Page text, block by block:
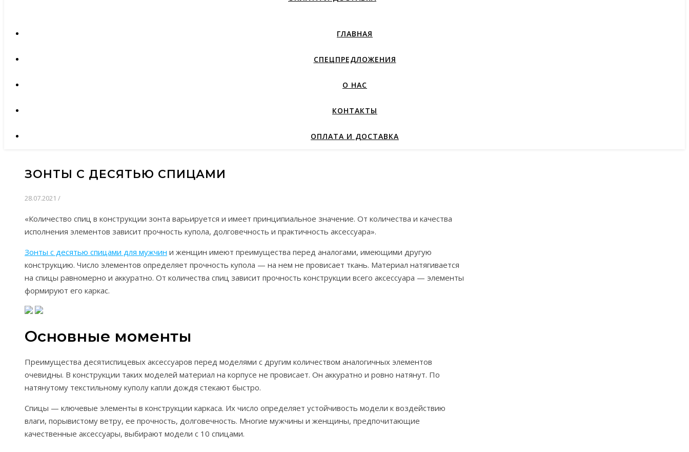
ГЛАВНАЯ
СПЕЦПРЕДЛОЖЕНИЯ
О НАС
КОНТАКТЫ
ОПЛАТА И ДОСТАВКА
ЗОНТЫ С ДЕСЯТЬЮ СПИЦАМИ
28.07.2021 /
«Количество спиц в конструкции зонта варьируется и имеет принципиальное значение. От количества и качества
исполнения элементов зависит прочность купола, долговечность и практичность аксессуара».
Зонты с десятью спицами для мужчин и женщин имеют преимущества перед аналогами, имеющими другую
конструкцию. Число элементов определяет прочность купола — на нем не провисает ткань. Материал натягивается
на спицы равномерно и аккуратно. От количества спиц зависит прочность конструкции всего аксессуара — элементы
формируют его каркас.
Основные моменты
Преимущества десятиспицевых аксессуаров перед моделями с другим количеством аналогичных элементов
очевидны. В конструкции таких моделей материал на корпусе не провисает. Он аккуратно и ровно натянут. По
натянутому текстильному куполу капли дождя стекают быстро.
Спицы — ключевые элементы в конструкции каркаса. Их число определяет устойчивость модели к воздействию
влаги, порывистому ветру, ее прочность, долговечность. Многие мужчины и женщины, предпочитающие
качественные аксессуары, выбирают модели с 10 спицами.